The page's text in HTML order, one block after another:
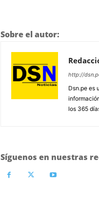
Sobre el autor:
http://
Dsn.pe es
los 365
Síguenos en nuestras